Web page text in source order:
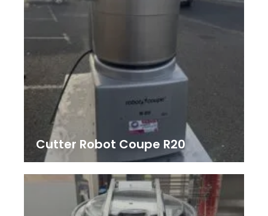
Cutter Robot Coupe R20